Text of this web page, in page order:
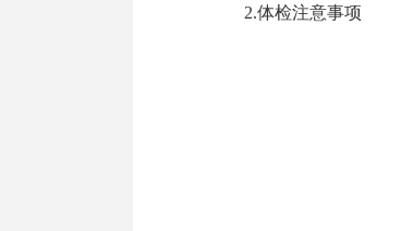
2.体检注意事项